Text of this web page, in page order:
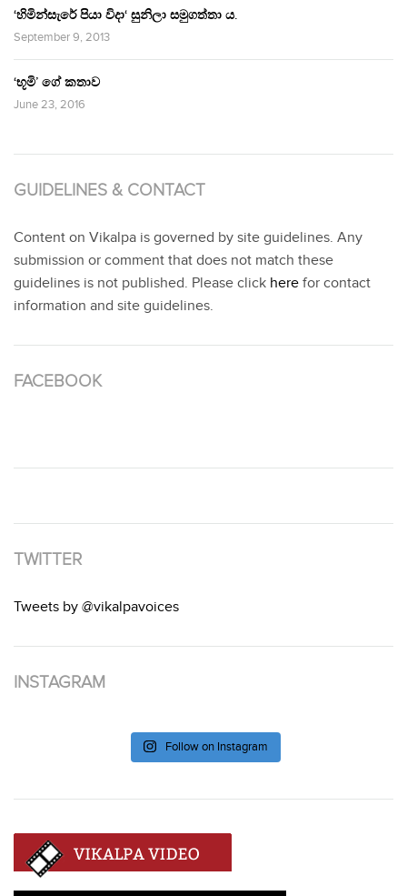
‘හිමින්සැරේ පියා විදා‘ සුනිලා සමුගත්තා ය.
September 9, 2013
‘භූමි’ ගේ කතාව
June 23, 2016
GUIDELINES & CONTACT
Content on Vikalpa is governed by site guidelines. Any
submission or comment that does not match these
guidelines is not published. Please click here for contact
information and site guidelines.
FACEBOOK
TWITTER
Tweets by @vikalpavoices
INSTAGRAM
Follow on Instagram